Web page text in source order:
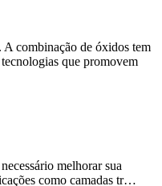
A combinação de óxidos tem
que promovem
melhorar sua
como camadas tr…